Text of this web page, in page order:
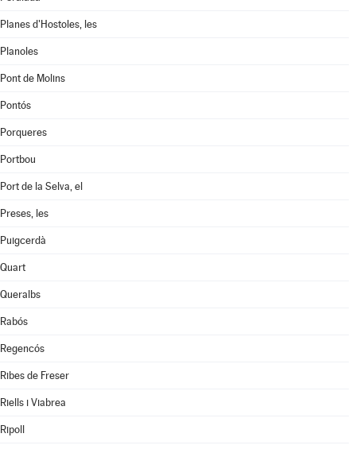
Planes d'Hostoles, les
Planoles
Pont de Molins
Pontós
Porqueres
Portbou
Port de la Selva, el
Preses, les
Puigcerdà
Quart
Queralbs
Rabós
Regencós
Ribes de Freser
Riells i Viabrea
Ripoll